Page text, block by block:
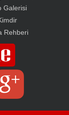
Galerisi
Rehberi